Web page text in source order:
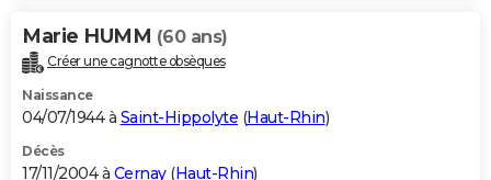
Marie HUMM (60 ans)
Créer une cagnotte obsèques
Naissance
04/07/1944 à Saint-Hippolyte (Haut-Rhin)
Décès
17/11/2004 à Cernay(Haut-Rhin)